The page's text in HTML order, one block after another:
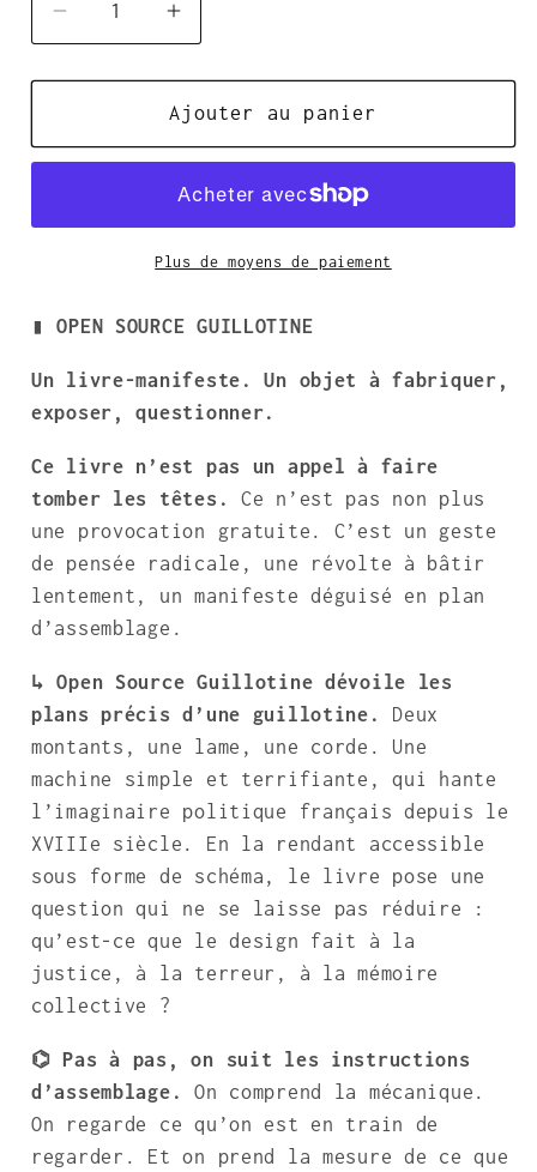
Réduire
la
quantité
OPEN
GUILLOTINE
Augmenter
la
quantité
de
OPEN
SOURCE
GUILLOTINE
Ajouter au panier
Plus de moyens de paiement
▮ OPEN SOURCE GUILLOTINE
Un livre-manifeste. Un objet à fabriquer,
exposer, questionner.
Ce livre n’est pas un appel à faire
tomber les têtes.
Ce n’est pas non plus
une provocation gratuite. C’est un geste
de pensée radicale, une révolte à bâtir
lentement, un manifeste déguisé en plan
d’assemblage.
↳ Open Source Guillotine dévoile les
plans précis d’une guillotine. Deux
montants, une lame, une corde. Une
machine simple et terrifiante, qui hante
l’imaginaire politique français depuis le
XVIIIe siècle. En la rendant accessible
sous forme de schéma, le livre pose une
question qui ne se laisse pas réduire :
qu’est-ce que le design fait à la
justice, à la terreur, à la mémoire
collective ?
⌬ Pas à pas, on suit les instructions
d’assemblage.
On comprend la mécanique.
On regarde ce qu’on est en train de
regarder. Et on prend la mesure de ce que